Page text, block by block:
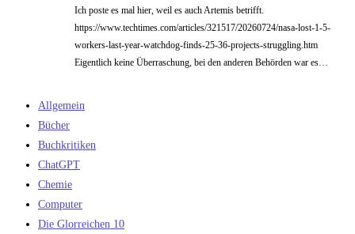
Ich poste es mal hier, weil es auch Artemis betrifft.
https://www.techtimes.com/articles/321517/20260724/nasa-lost-1-5-
workers-last-year-watchdog-finds-25-36-projects-struggling.htm
Eigentlich keine Überraschung, bei den anderen Behörden war es…
Allgemein
Bücher
Buchkritiken
ChatGPT
Chemie
Computer
Die Glorreichen 10